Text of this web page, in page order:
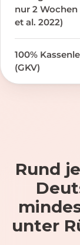
nur 2 Wochen
et al. 2022)
100%
(GKV)
Rund
unter